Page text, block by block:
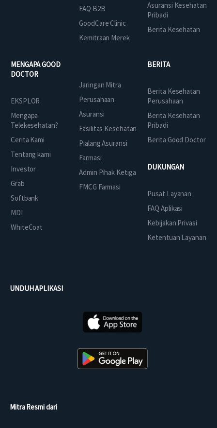
FAQ B2B
GoodCare Clinic
Kemitraan Merek
Asuransi Kesehatan
Pribadi
Berita Kesehatan
MENGAPA GOOD
DOCTOR
EKSPLOR
Mengapa
Telekesehatan?
Cerita Kami
Tentang kami
Investor
Grab
Softbank
MDI
WhiteCoat
Jaringan Mitra
Perusahaan
Asuransi
Fasilitas Kesehatan
Pialang Asuransi
Farmasi
Admin Pihak Ketiga
FMCG Farmasi
BERITA
Berita Kesehatan
Perusahaan
Berita Kesehatan
Pribadi
Berita Good Doctor
DUKUNGAN
Pusat Layanan
FAQ Aplikasi
Kebijakan Privasi
Ketentuan Layanan
UNDUH APLIKASI
Mitra Resmi dari